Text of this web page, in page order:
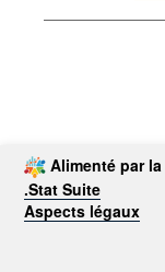
Alimenté par la
.Stat Suite
Aspects légaux